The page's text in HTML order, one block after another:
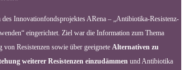
des Innovationfondsprojektes ARena – „Antibiotika-Resistenz-
eingerichtet. Ziel war die Information zum Thema
Resistenzen sowie über geeignete Alternativen zu
weiterer Resistenzen einzudämmen und Antibiotika